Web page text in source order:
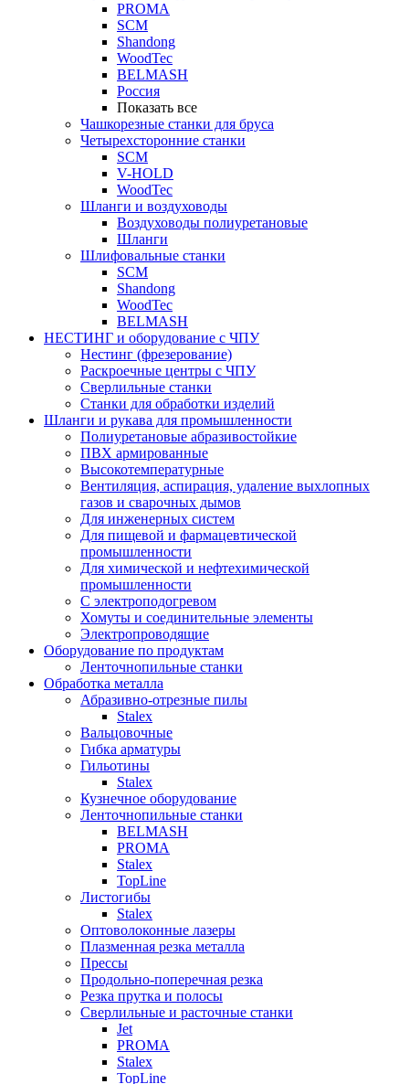
PROMA
SCM
Shandong
WoodTec
BELMASH
Россия
Показать все
Чашкорезные станки для бруса
Четырехсторонние станки
SCM
V-HOLD
WoodTec
Шланги и воздуховоды
Воздуховоды полиуретановые
Шланги
Шлифовальные станки
SCM
Shandong
WoodTec
BELMASH
НЕСТИНГ и оборудование с ЧПУ
Нестинг (фрезерование)
Раскроечные центры с ЧПУ
Сверлильные станки
Станки для обработки изделий
Шланги и рукава для промышленности
Полиуретановые абразивостойкие
ПВХ армированные
Высокотемпературные
Вентиляция, аспирация, удаление выхлопных
газов и сварочных дымов
Для инженерных систем
Для пищевой и фармацевтической
промышленности
Для химической и нефтехимической
промышленности
С электроподогревом
Хомуты и соединительные элементы
Электропроводящие
Оборудование по продуктам
Ленточнопильные станки
Обработка металла
Абразивно-отрезные пилы
Stalex
Вальцовочные
Гибка арматуры
Гильотины
Stalex
Кузнечное оборудование
Ленточнопильные станки
BELMASH
PROMA
Stalex
TopLine
Листогибы
Stalex
Оптоволоконные лазеры
Плазменная резка металла
Прессы
Продольно-поперечная резка
Резка прутка и полосы
Сверлильные и расточные станки
Jet
PROMA
Stalex
TopLine